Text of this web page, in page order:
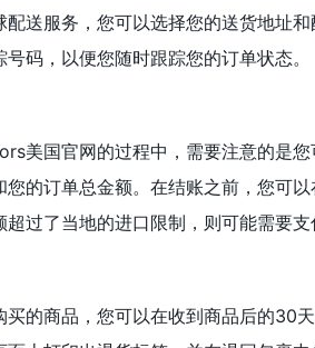
配送服务，您可以选择您的送货地址
码，以便您随时跟踪您的订单状态。
美国官网的过程中，需要注意的是
您的订单总金额。在结账之前，您可
过了当地的进口限制，则可能需要支
买的商品，您可以在收到商品后的30